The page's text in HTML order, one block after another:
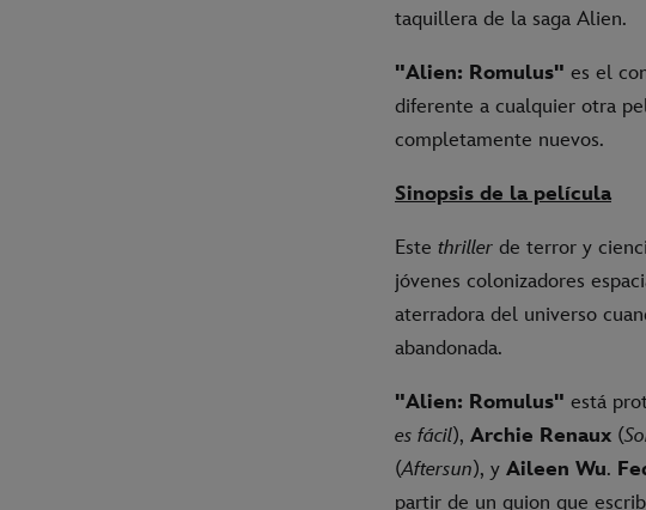
taquillera de la saga Alien.
"Alien: Romulus" es el
diferente a cualquier otra
completamente nuevos.
Sinopsis de la película
Este thriller de terror y
jóvenes colonizadores
aterradora del universo
abandonada.
"Alien: Romulus" está
es fácil), Archie Renaux (
(Aftersun), y Aileen Wu.
partir de un guion que